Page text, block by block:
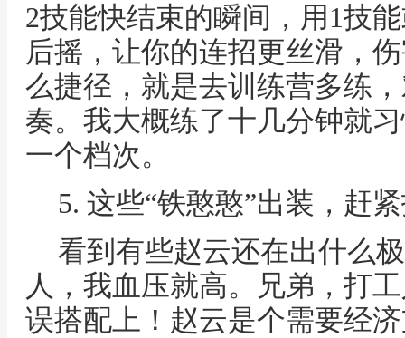
2技能快结束的瞬间，用1技
后摇，让你的连招更丝滑，
么捷径，就是去训练营多练
奏。我大概练了十几分钟就
一个档次。
5. 这些“铁憨憨”出装，赶
看到有些赵云还在出什么
人，我血压就高。兄弟，打
误搭配上！赵云是个需要经